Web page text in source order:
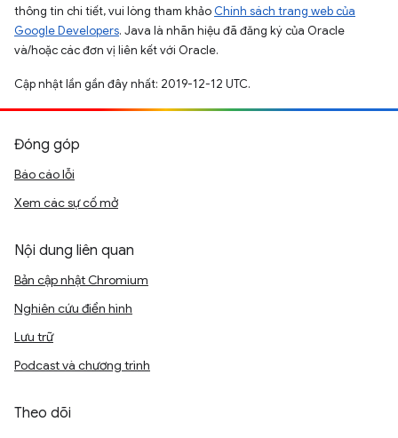
thông tin chi tiết, vui lòng tham khảo Chính sách trang web của
Google Developers. Java là nhãn hiệu đã đăng ký của Oracle
và/hoặc các đơn vị liên kết với Oracle.
Cập nhật lần gần đây nhất: 2019-12-12 UTC.
Đóng góp
Báo cáo lỗi
Xem các sự cố mở
Nội dung liên quan
Bản cập nhật Chromium
Nghiên cứu điển hình
Lưu trữ
Podcast và chương trình
Theo dõi